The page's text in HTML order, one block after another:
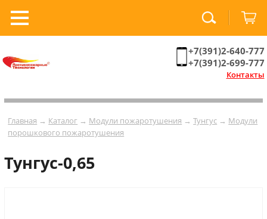
+7(391)2-640-777
+7(391)2-699-777
Контакты
Главная → Каталог → Модули пожаротушения →Тунгус → Модули
порошкового пожаротушения
Тунгус-0,65